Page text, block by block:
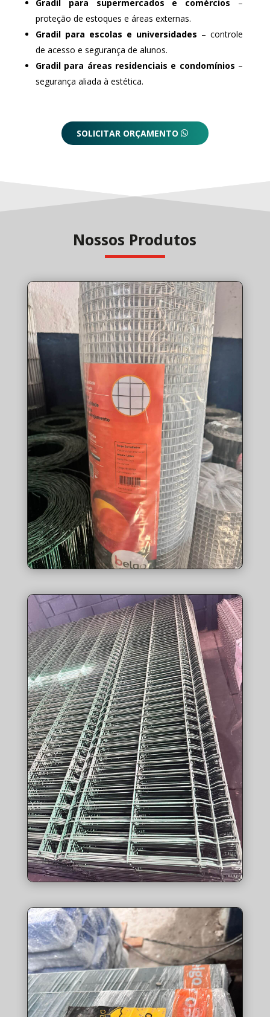
Gradil para supermercados e comércios –
proteção de estoques e áreas externas.
Gradil para escolas e universidades – controle
de acesso e segurança de alunos.
Gradil para áreas residenciais e condomínios –
segurança aliada à estética.
SOLICITAR ORÇAMENTO
Nossos Produtos